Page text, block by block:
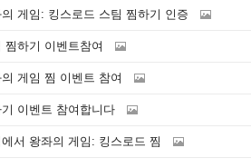
의 게임: 킹스로드 스팀 찜하기 인증
찜하기 이벤트참여
의 게임 찜 이벤트 참여
기 이벤트 참여합니다
에서 왕좌의 게임: 킹스로드 찜